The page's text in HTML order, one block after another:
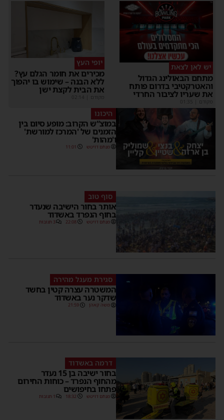
יש לאן לצאת
מתחם הבאולינג הגדול
והאטרקטיבי בדרום פותח
את שעריו לציבור החרדי
יופי העץ
מכירים את חומר הגלם עץ?
ללא הבנה – שימוש בו יהפוך
את הבית לקצת ישן
היכונו
במוצ”ש הקרוב: מופע סיום בין
הזמנים של 'המרכז למורשת'
ו'מהות'
מנחם דויטש 11:01
סוף טוב
אותר בחור הישיבה שנעדר
בחוף הנפרד באשדוד
מנחם דויטש 22:08 3 תגובות
סגירת מעגל מהירה
המשטרה עצרה קטין בחשד
שדקר נער באשדוד
משה קאהן 21:59
דרמה באשדוד
בחור ישיבה בן 15 נעדר
מהחוף הנפרד – כוחות החירום
פתחו בחיפושים
מנחם דויטש 18:32 1 תגובות